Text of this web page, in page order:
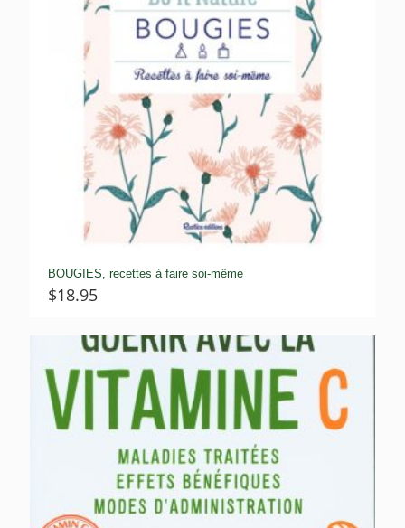
BOUGIES, recettes à faire soi-même
$18.95